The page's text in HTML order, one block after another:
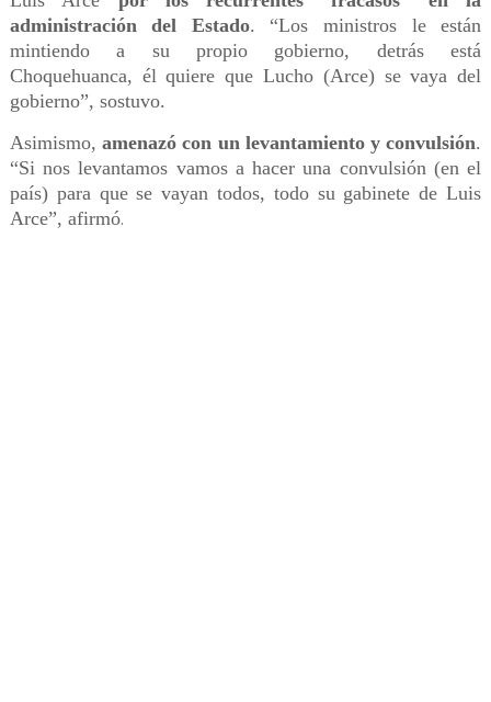
administración del Estado. “Los ministros le están
mintiendo a su propio gobierno, detrás está
Choquehuanca, él quiere que Lucho (Arce) se vaya del
gobierno”, sostuvo.
Asimismo,amenazó con un levantamiento y convulsión.
“Si nos levantamos vamos a hacer una convulsión (en el
país) para que se vayan todos, todo su gabinete de Luis
Arce”, afirmó.